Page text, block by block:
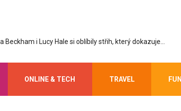
nerovná se hydratovaná: Korejská skincare prozrazuje, c...
ONLINE & TECH TRAVEL FUN